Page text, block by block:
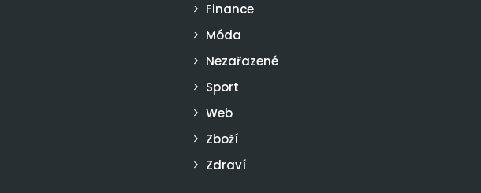
Finance
Móda
Nezařazené
Sport
Web
Zboží
Zdraví